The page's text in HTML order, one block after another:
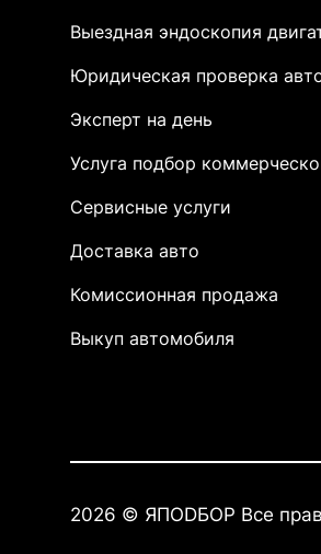
Выездная эндоскопия
Юридическая проверка
Эксперт на день
Услуга подбор
Сервисные услуги
Доставка авто
Комиссионная продажа
Выкуп автомобиля
2026 © ЯПОDБОР Все